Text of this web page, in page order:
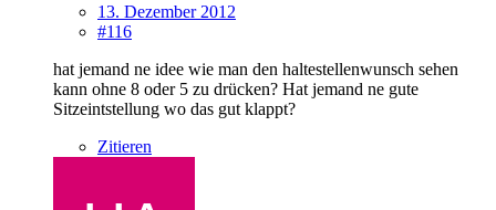
13. Dezember 2012
#116
hat jemand ne idee wie man den haltestellenwunsch sehen
kann ohne 8 oder 5 zu drücken? Hat jemand ne gute
Sitzeintstellung wo das gut klappt?
Zitieren